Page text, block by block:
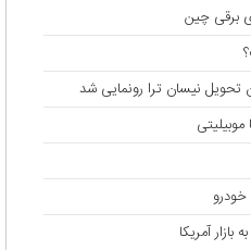
تحویل نیسان ترا رونمایی شد
آمریکا